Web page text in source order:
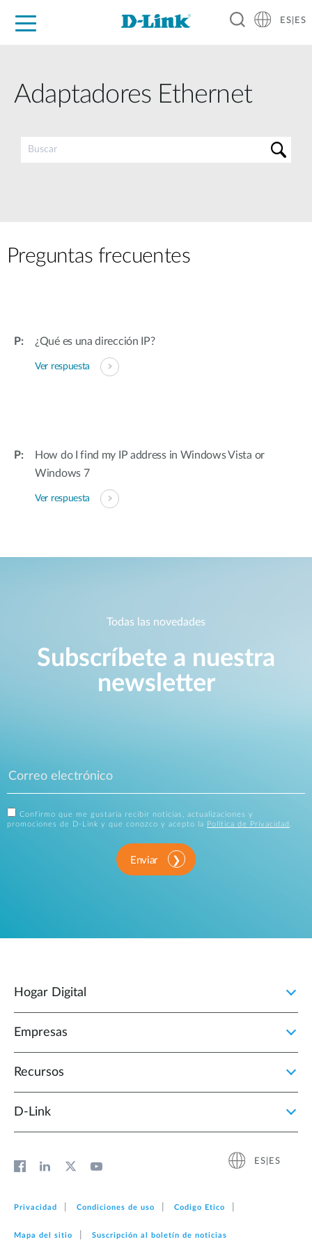
ES|ES
Adaptadores Ethernet
Preguntas frecuentes
¿Qué es una dirección IP?
Ver respuesta
How do I find my IP address in Windows Vista or
Windows 7
Ver respuesta
Todas las novedades
Subscríbete a nuestra
newsletter
Confirmo que me gustaría recibir noticias, actualizaciones y
promociones de D-Link y que conozco y acepto la
Política de Privacidad .
Enviar
Hogar Digital
Empresas
Recursos
D‑Link
ES|ES
Privacidad Condiciones de uso Codigo Etico
Mapa del sitio Suscripción al boletín de noticias